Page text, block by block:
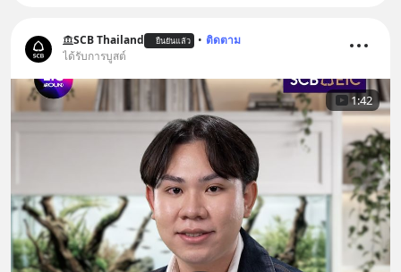
SCB Thailand ยืนยันแล้ว • ติดตาม
ได้รับการบูสต์
1:42